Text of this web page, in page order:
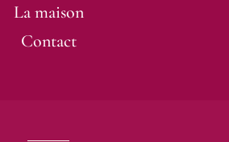
La maison
Contact